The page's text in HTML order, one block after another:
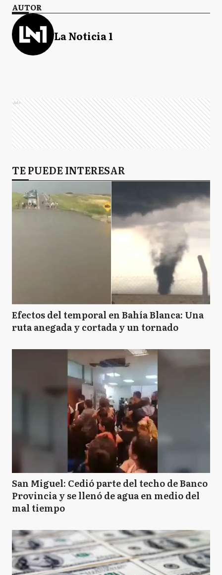
AUTOR
La Noticia 1
Ads
TE PUEDE INTERESAR
Efectos del temporal en Bahía Blanca: Una
ruta anegada y cortada y un tornado
San Miguel: Cedió parte del techo de Banco
Provincia y se llenó de agua en medio del
mal tiempo